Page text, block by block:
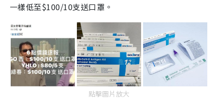
一樣低至$100/10支送口罩。
點擊圖片放大